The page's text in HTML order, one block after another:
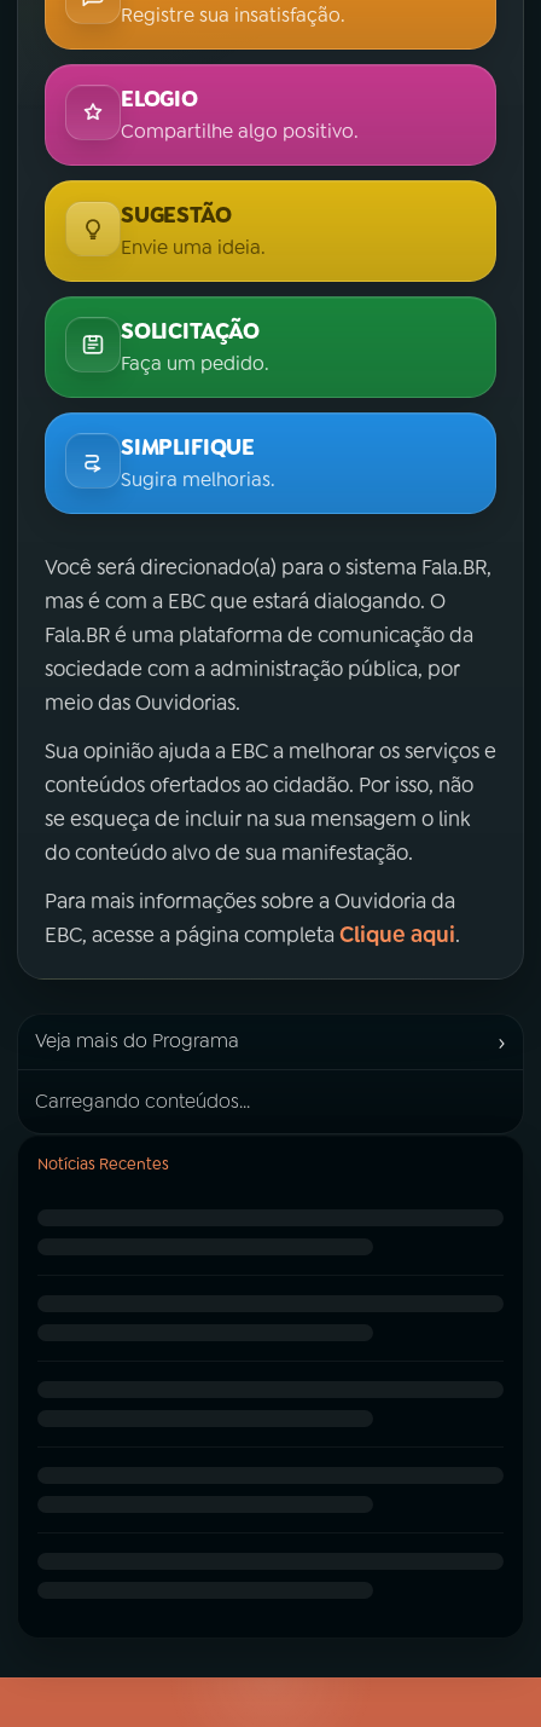
Registre sua insatisfação.
ELOGIO
Compartilhe algo positivo.
SUGESTÃO
Envie uma ideia.
SOLICITAÇÃO
Faça um pedido.
SIMPLIFIQUE
Sugira melhorias.
Você será direcionado(a) para o sistema Fala.BR,
mas é com a EBC que estará dialogando. O
Fala.BR é uma plataforma de comunicação da
sociedade com a administração pública, por
meio das Ouvidorias.
Sua opinião ajuda a EBC a melhorar os serviços e
conteúdos ofertados ao cidadão. Por isso, não
se esqueça de incluir na sua mensagem o link
do conteúdo alvo de sua manifestação.
Para mais informações sobre a Ouvidoria da
EBC, acesse a página completa Clique aqui.
Veja mais do Programa ›
Carregando conteúdos...
Notícias Recentes